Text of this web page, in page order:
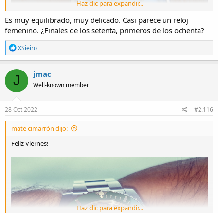
Haz clic para expandir...
Es muy equilibrado, muy delicado. Casi parece un reloj
femenino. ¿Finales de los setenta, primeros de los ochenta?
R
e
a
c
t
i
o
n
s
XSieiro
J jmac
Well-known member
28 Oct 2022 #2.116
mate cimarrón dijo:
Feliz Viernes!
Haz clic para expandir...